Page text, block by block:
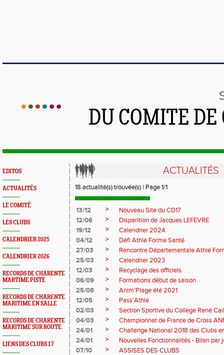
DU COMITE
EDITOS
ACTUALITÉS
LE COMITÉ
LES CLUBS
CALENDRIER 2025
CALENDRIER 2026
RECORDS DE CHARENTE
MARTIME PISTE
RECORDS DE CHARENTE
MARITIME EN SALLE
RECORDS DE CHARENTE
MARITIME SUR ROUTE.
LIENS DES CLUBS 17
ACTUALITÉS
18 actualité(s) trouvée(s) | Page 1/1
13/12 >
Nouveau Site du CD17
12/06
>
Disparition de Jacques LEFEVRE
19/12
>
Calendrier 2024
04/12
>
Défi Athlé Forme Santé
27/03
>
Rencontre Départementale Athlé
25/03
>
Calendrier 2023
12/03
>
Recyclage des officiels
06/09
>
Formations début de saison
25/08
>
Anim'Plage été 2021
12/05
>
Pass'Athlé
02/03
>
Section Sportive du Collège René
04/03
>
Championnat de France de Cross
24/01
>
Challenge National 2018 des Clubs
24/01
>
Nouvelles Fonctionnalités - Bilan par
07/10
>
ASSISES DES CLUBS